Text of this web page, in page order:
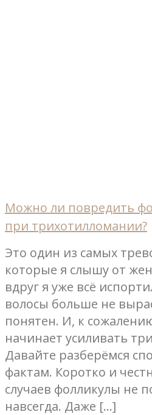
Можно ли повредить
при трихотилломании?
Это один из самых
которые я слышу от
вдруг я уже всё
волосы больше не
понятен. И, к
начинает усиливать
Давайте разберёмся
фактам. Коротко и
случаев фолликулы не
навсегда. Даже […]